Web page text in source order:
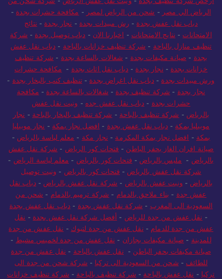
الرياض الي مصر - شحن من الرياض لمصر - مكافحة حشرات بجدة -
دباب نقل عفش بجدة - رش مبيدات بجدة - نجار بجدة - نتائج
الامتحانات - نتايج الامتحانات - اخبارنا الان - دباب توصيل بجدة - شركة
تنظيف منازل بالباحة - شركة تنظيف خزانات بالباحة - دباب نقل عفش
بجدة - صيانة مكيفات بجدة - شغالات بالساعة بجدة - شركة تنظيف
خزانات بجدة - نجار بجدة - دباب نقل اثاث بجدة - مكافحة حشرات
ورش مبيدات بجدة -دباب نقل اغراض بجدة -تنظيف كنب بالبخار بجدة -
نجار بجدة - شركة تنظيف بجدة - شغالات بالساعة بجدة - مكافحة
حشرات بجدة - دباب نقل عفش جده - ونيت نقل عفش
بالرياض - شركة تنظيف بالباحة - شركة تنظيف بالبخار بالباحة - نجار
موبيليا بمكة -دباب نقل عفش بجدة - افضل نجار بمكة - نجار موبيليا
بمكة - افضل نجار بمكة المكرمة - نجار مكة - معلم لياسة بالرياض -
صيانة افران الغاز بحفر الباطن - فتحات كور الرياض - شركة نقل عفش
بالرياض - مليس بالرياض - فتحات كور بالرياض - معلم لياسة الرياض -
شركة نقل عفش بالرياض - فتحات كور بالرياض - ونيت توصيل
بالرياض - ونيت عفش بالرياض - شركة نقل عفش بالرياض -دباب نقل
عفش جدة - بناء ملاحق بالدمام - شركة ترميم بالدمام - شحن من
السعودية الى المغرب - شركة نقل عفش بجدة - دباب نقل عفش بجدة
- نقل عفش من جدة للرياض - أفضل شركة نقل عفش بجدة - نقل
عفش من جدة للدمام - نقل عفش من جدة لتبوك - نقل عفش من جدة
للمدينة - صيانة مكيفات بجازان - نقل عفش من جدة لخميس مشيط -
صيانة مكيفات بحفر الباطن - نقل عفش بالباحة - نقل عفش من جدة
للطائف - شحن من السعودية الى تركيا - شركة شحن من جدة الى
تركيا - نقل عفش بالباحة - شركة تنظيف بالباحة - شركة تنظيف خزانات